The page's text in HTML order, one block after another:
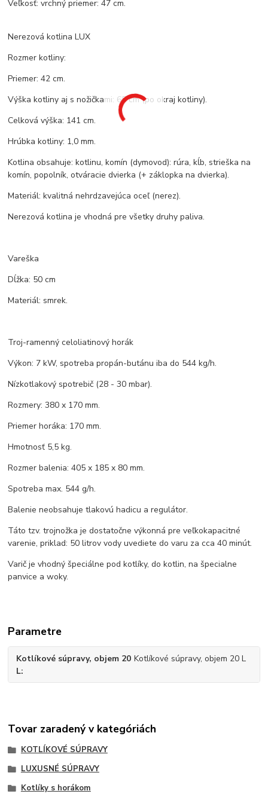
Veľkosť: vrchný priemer: 47 cm.
Nerezová kotlina LUX
Rozmer kotliny:
Priemer: 42 cm.
Výška kotliny aj s nožičkami: 65 cm (po okraj kotliny).
Celková výška: 141 cm.
Hrúbka kotliny: 1,0 mm.
Kotlina obsahuje: kotlinu, komín (dymovod): rúra, kĺb, strieška na
komín, popolník, otváracie dvierka (+ záklopka na dvierka).
Materiál: kvalitná nehrdzavejúca oceľ (nerez).
Nerezová kotlina je vhodná pre všetky druhy paliva.
Vareška
Dĺžka: 50 cm
Materiál: smrek.
Troj-ramenný celoliatinový horák
Výkon: 7 kW, spotreba propán-butánu iba do 544 kg/h.
Nízkotlakový spotrebič (28 - 30 mbar).
Rozmery: 380 x 170 mm.
Priemer horáka: 170 mm.
Hmotnosť 5,5 kg.
Rozmer balenia: 405 x 185 x 80 mm.
Spotreba max. 544 g/h.
Balenie neobsahuje tlakovú hadicu a regulátor.
Táto tzv. trojnožka je dostatočne výkonná pre veľkokapacitné
varenie, priklad: 50 litrov vody uvediete do varu za cca 40 minút.
Varič je vhodný špeciálne pod kotlíky, do kotlin, na špecialne
panvice a woky.
Parametre
Kotlíkové súpravy, objem 20
L
Kotlíkové súpravy, objem 20 L
Tovar zaradený v kategóriách
KOTLÍKOVÉ SÚPRAVY
LUXUSNÉ SÚPRAVY
Kotlíky s horákom